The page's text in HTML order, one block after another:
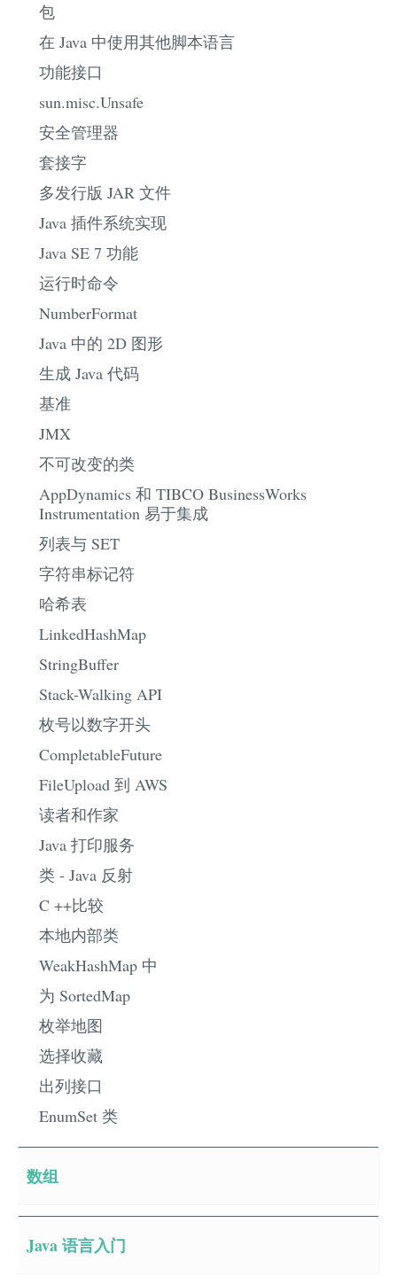
包
在 Java 中使用其他脚本语言
功能接口
sun.misc.Unsafe
安全管理器
套接字
多发行版 JAR 文件
Java 插件系统实现
Java SE 7 功能
运行时命令
NumberFormat
Java 中的 2D 图形
生成 Java 代码
基准
JMX
不可改变的类
AppDynamics 和 TIBCO BusinessWorks
Instrumentation 易于集成
列表与 SET
字符串标记符
哈希表
LinkedHashMap
StringBuffer
Stack-Walking API
枚号以数字开头
CompletableFuture
FileUpload 到 AWS
读者和作家
Java 打印服务
类 - Java 反射
C ++比较
本地内部类
WeakHashMap 中
为 SortedMap
枚举地图
选择收藏
出列接口
EnumSet 类
数组
Java 语言入门